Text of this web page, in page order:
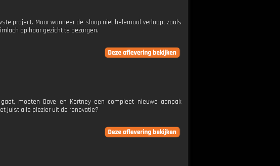
project. Maar wanneer de sloop niet helemaal verloopt zoals
op haar gezicht te bezorgen.
moeten Dave en Kortney een compleet nieuwe aanpak
juist alle plezier uit de renovatie?